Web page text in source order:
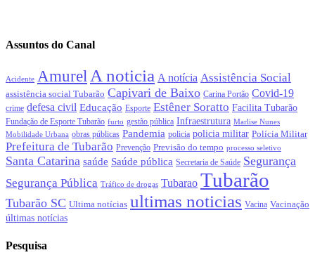
Assuntos do Canal
Acidente Amurel A noticia A notícia Assistência Social
assistência social Tubarão Capivari de Baixo Carina Portão Covid-19
crime defesa civil Educação Esporte Estêner Soratto Facilita Tubarão
Fundação de Esporte Tubarão furto gestão pública Infraestrutura Marlise Nunes
Mobilidade Urbana obras públicas Pandemia policia policia militar Polícia Militar
Prefeitura de Tubarão Prevenção Previsão do tempo processo seletivo
Santa Catarina saúde Saúde pública Secretaria de Saúde Segurança
Segurança Pública Tráfico de drogas Tubarao Tubarão
Tubarão SC Ultima notícias ultimas noticias Vacina Vacinação
últimas notícias
Pesquisa